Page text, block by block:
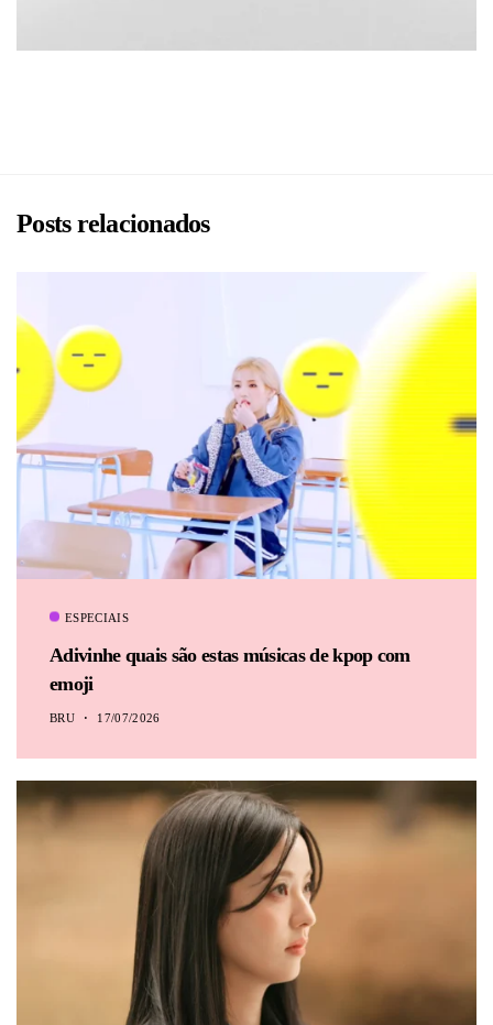
Posts relacionados
ESPECIAIS
Adivinhe quais são estas músicas de kpop com
emoji
BRU 17/07/2026